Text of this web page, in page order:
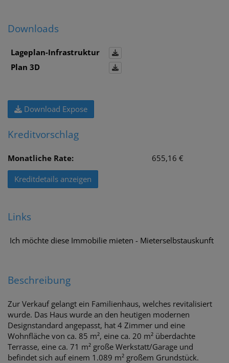
Downloads
Lageplan-Infrastruktur
Plan 3D
Download Expose
Kreditvorschlag
Monatliche Rate: 655,16 €
Kreditdetails anzeigen
Links
Ich möchte diese Immobilie mieten - Mieterselbstauskunft
Beschreibung
Zur Verkauf gelangt ein Familienhaus, welches revitalisiert
wurde. Das Haus wurde an den heutigen modernen
Designstandard angepasst, hat 4 Zimmer und eine
Wohnfläche von ca. 85 m², eine ca. 20 m² überdachte
Terrasse, eine ca. 71 m² große Werkstatt/Garage und
befindet sich auf einem 1.089 m² großem Grundstück.